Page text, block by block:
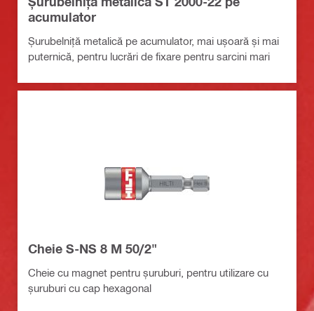
acumulator
Șurubelniță metalică pe acumulator, mai ușoară și mai
puternică, pentru lucrări de fixare pentru sarcini mari
Cheie S-NS 8 M 50/2"
Cheie cu magnet pentru șuruburi, pentru utilizare cu
șuruburi cu cap hexagonal